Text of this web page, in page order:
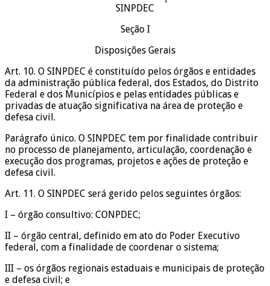
SINPDEC
Seção I
Disposições Gerais
Art. 10. O SINPDEC é constituído pelos órgãos e entidades
da administração pública federal, dos Estados, do Distrito
Federal e dos Municípios e pelas entidades públicas e
privadas de atuação significativa na área de proteção e
defesa civil.
Parágrafo único. O SINPDEC tem por finalidade contribuir
no processo de planejamento, articulação, coordenação e
execução dos programas, projetos e ações de proteção e
defesa civil.
Art. 11. O SINPDEC será gerido pelos seguintes órgãos:
I – órgão consultivo: CONPDEC;
II – órgão central, definido em ato do Poder Executivo
federal, com a finalidade de coordenar o sistema;
III – os órgãos regionais estaduais e municipais de proteção
e defesa civil; e